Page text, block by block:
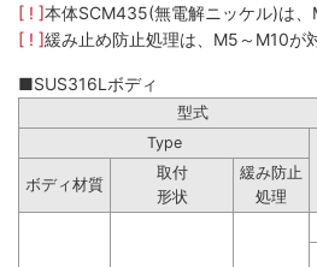
[ ! ]本体SCM435(無電解ニッケル)は
[ ! ]緩み止め防止処理は、M5～M10が
■SUS316Lボディ
型式
Type
ボディ材質
取付
形状
緩み防止
処理